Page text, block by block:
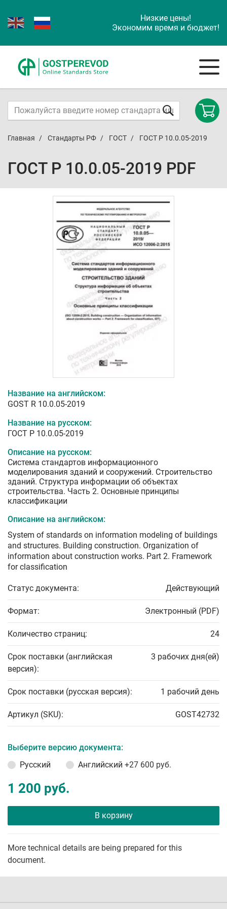
Низкие цены!
Экономим время и бюджет!
Главная Стандарты РФ ГОСТ ГОСТ Р 10.0.05-2019
ГОСТ Р 10.0.05-2019 PDF
Название на английском:
GOST R 10.0.05-2019
Название на русском:
ГОСТ Р 10.0.05-2019
Описание на русском:
Система стандартов информационного
моделирования зданий и сооружений. Строительство
зданий. Структура информации об объектах
строительства. Часть 2. Основные принципы
классификации
Описание на английском:
System of standards on information modeling of buildings
and structures. Building construction. Organization of
information about construction works. Part 2. Framework
for classification
Статус документа: Действующий
Формат: Электронный (PDF)
Количество страниц: 24
Срок поставки (английская
версия):
3 рабочих дня(ей)
Срок поставки (русская версия): 1 рабочий день
Артикул (SKU): GOST42732
Выберите версию документа:
Русский
Английский +27 600 руб.
1 200 руб.
В корзину
More technical details are being prepared for this
document.